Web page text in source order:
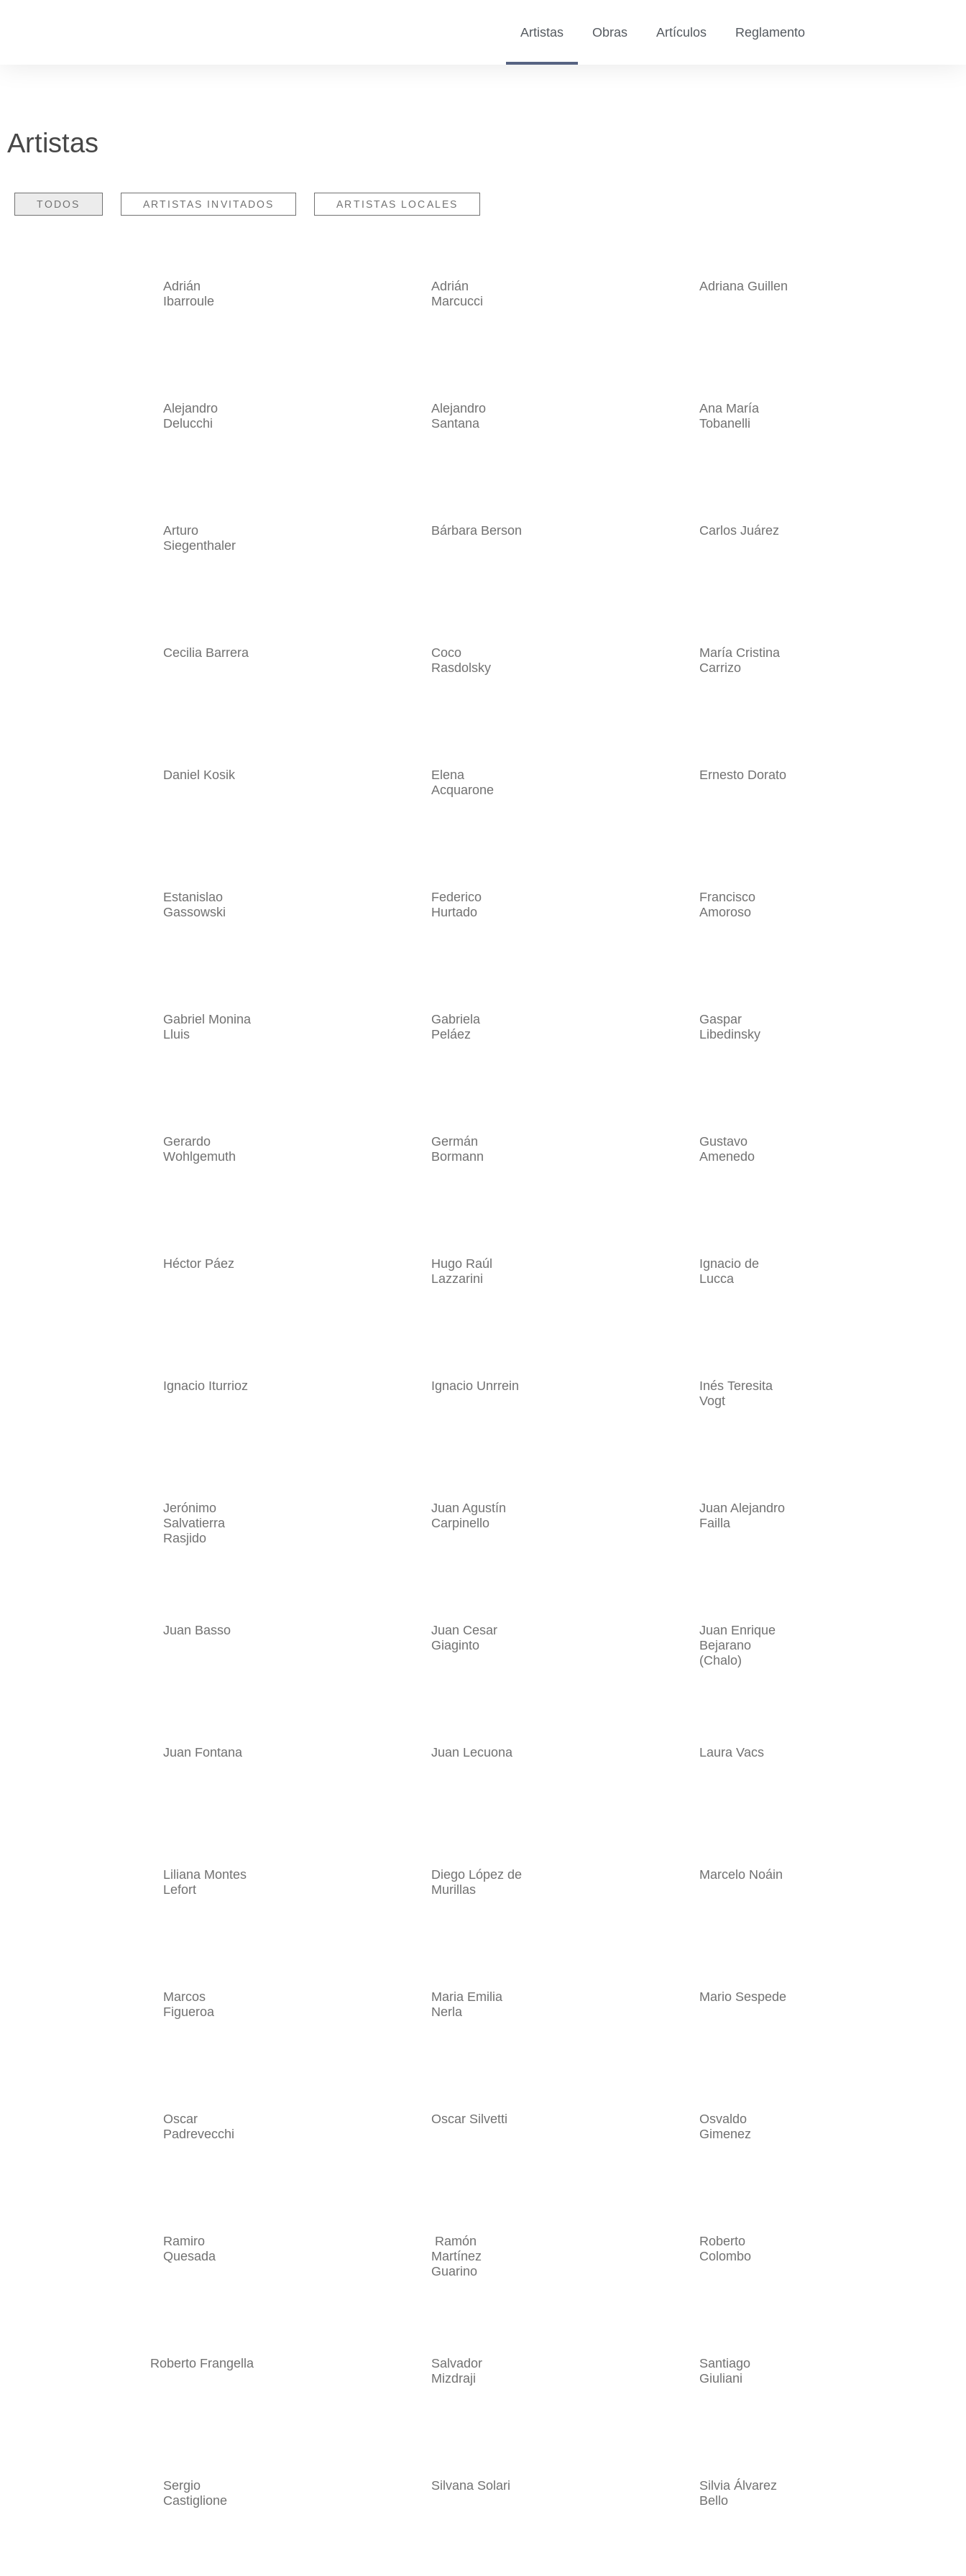
Artistas Obras Artículos Reglamento
Artistas
TODOS ARTISTAS INVITADOS ARTISTAS LOCALES
Adrián
Ibarroule
Adrián
Marcucci
Adriana Guillen
Alejandro
Delucchi
Alejandro
Santana
Ana María
Tobanelli
Arturo
Siegenthaler
Bárbara Berson Carlos Juárez
Cecilia Barrera
Coco
Rasdolsky
María Cristina
Carrizo
Daniel Kosik
Elena
Acquarone
Ernesto Dorato
Estanislao
Gassowski
Federico
Hurtado
Francisco
Amoroso
Gabriel Monina
Lluis
Gabriela
Peláez
Gaspar
Libedinsky
Gerardo
Wohlgemuth
Germán
Bormann
Gustavo
Amenedo
Héctor Páez
Hugo Raúl
Lazzarini
Ignacio de
Lucca
Ignacio Iturrioz Ignacio Unrrein
Inés Teresita
Vogt
Jerónimo
Salvatierra
Rasjido
Juan Agustín
Carpinello
Juan Alejandro
Failla
Juan Basso
Juan Cesar
Giaginto
Juan Enrique
Bejarano
(Chalo)
Juan Fontana Juan Lecuona Laura Vacs
Liliana Montes
Lefort
Diego López de
Murillas
Marcelo Noáin
Marcos
Figueroa
Maria Emilia
Nerla
Mario Sespede
Oscar
Padrevecchi
Oscar Silvetti
Osvaldo
Gimenez
Ramiro
Quesada
Ramón
Martínez
Guarino
Roberto
Colombo
Roberto Frangella
Salvador
Mizdraji
Santiago
Giuliani
Sergio
Castiglione
Silvana Solari
Silvia Álvarez
Bello